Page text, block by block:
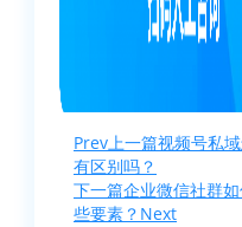
Prev上一篇视频号私
有区别吗？
下一篇企业微信社群
些要素？ Next